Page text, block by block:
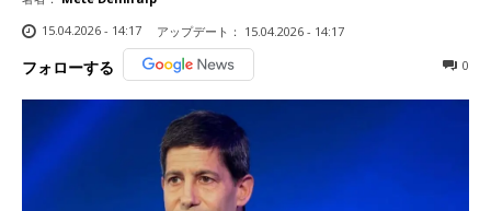
15.04.2026 - 14:17
アップデート： 15.04.2026 - 14:17
フォローする 0